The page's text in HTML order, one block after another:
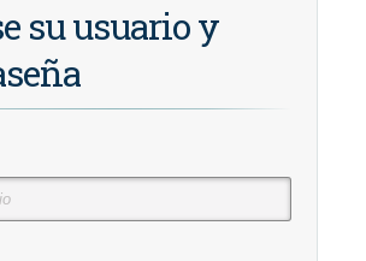
su usuario y